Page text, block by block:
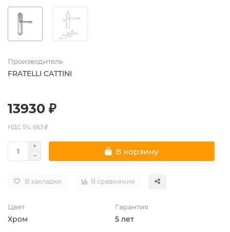
Производитель
FRATELLI CATTINI
13930 ₽
НДС 5%: 663 ₽
В корзину
В закладки В сравнение
Цвет
Хром
Гарантия
5 лет